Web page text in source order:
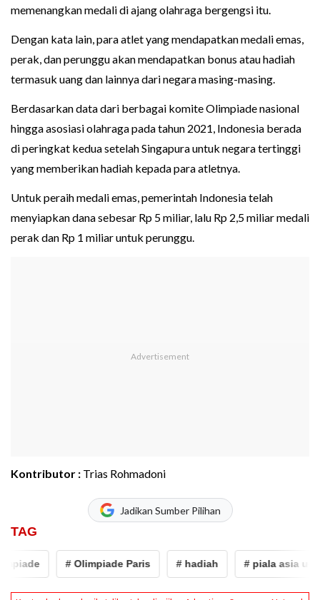
memenangkan medali di ajang olahraga bergengsi itu.
Dengan kata lain, para atlet yang mendapatkan medali emas,
perak, dan perunggu akan mendapatkan bonus atau hadiah
termasuk uang dan lainnya dari negara masing-masing.
Berdasarkan data dari berbagai komite Olimpiade nasional
hingga asosiasi olahraga pada tahun 2021, Indonesia berada
di peringkat kedua setelah Singapura untuk negara tertinggi
yang memberikan hadiah kepada para atletnya.
Untuk peraih medali emas, pemerintah Indonesia telah
menyiapkan dana sebesar Rp 5 miliar, lalu Rp 2,5 miliar medali
perak dan Rp 1 miliar untuk perunggu.
Kontributor : Trias Rohmadoni
Jadikan Sumber Pilihan
TAG
# Olimpiade Paris # hadiah # piala asia u-23